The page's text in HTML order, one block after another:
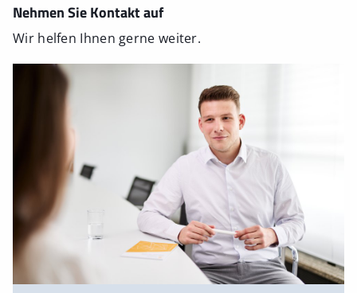
Nehmen Sie Kontakt auf
Wir helfen Ihnen gerne weiter.